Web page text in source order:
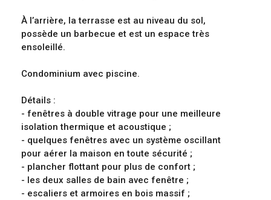
À l’arrière, la terrasse est au niveau du sol,
possède un barbecue et est un espace très
ensoleillé.
Condominium avec piscine.
Détails :
- fenêtres à double vitrage pour une meilleure
isolation thermique et acoustique ;
- quelques fenêtres avec un système oscillant
pour aérer la maison en toute sécurité ;
- plancher flottant pour plus de confort ;
- les deux salles de bain avec fenêtre ;
- escaliers et armoires en bois massif ;